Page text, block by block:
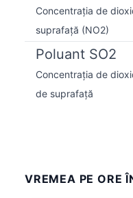
Concentrația de
suprafață (NO2)
Poluant SO2
Concentrația de
de suprafață
VREMEA PE ORE